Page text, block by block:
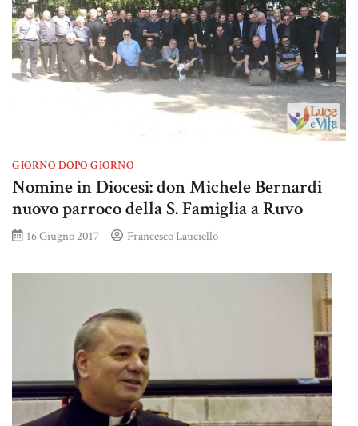
GIORNO DOPO GIORNO
Nomine in Diocesi: don Michele Bernardi
nuovo parroco della S. Famiglia a Ruvo
16 Giugno 2017 Francesco Lauciello